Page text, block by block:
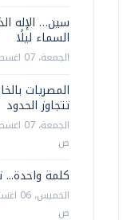
سين… الإله
السماء ليلًا
الجمعة، 07 اغسطس 2026 01:00 م
المصريات
تتجاوز الحدود
ص
كلمة واحدة...
ص